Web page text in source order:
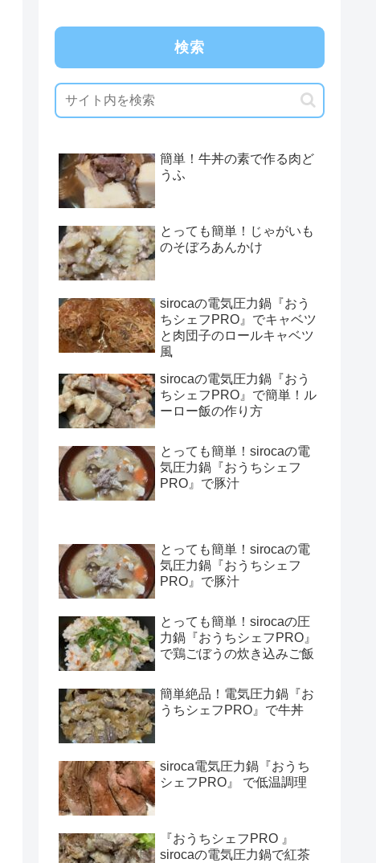
検索
簡単！牛丼の素で作る肉ど
うふ
とっても簡単！じゃがいも
のそぼろあんかけ
sirocaの電気圧力鍋『おう
ちシェフPRO』でキャベツ
と肉団子のロールキャベツ
風
sirocaの電気圧力鍋『おう
ちシェフPRO』で簡単！ル
ーロー飯の作り方
とっても簡単！sirocaの電
気圧力鍋『おうちシェフ
PRO』で豚汁
とっても簡単！sirocaの電
気圧力鍋『おうちシェフ
PRO』で豚汁
とっても簡単！sirocaの圧
力鍋『おうちシェフPRO』
で鶏ごぼうの炊き込みご飯
簡単絶品！電気圧力鍋『お
うちシェフPRO』で牛丼
siroca電気圧力鍋『おうち
シェフPRO』 で低温調理
『おうちシェフPRO 』
sirocaの電気圧力鍋で紅茶